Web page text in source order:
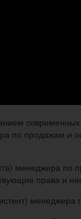
по продажам и
менеджера по
права и
менеджера